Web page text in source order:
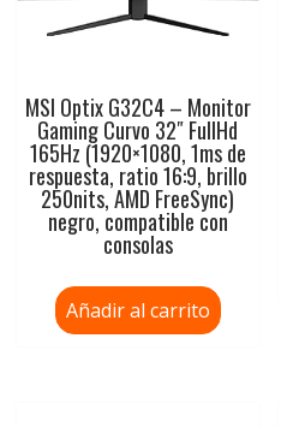
MSI Optix G32C4 – Monitor
Gaming Curvo 32″ FullHd
165Hz (1920×1080, 1ms de
respuesta, ratio 16:9, brillo
250nits, AMD FreeSync)
negro, compatible con
consolas
Añadir al carrito